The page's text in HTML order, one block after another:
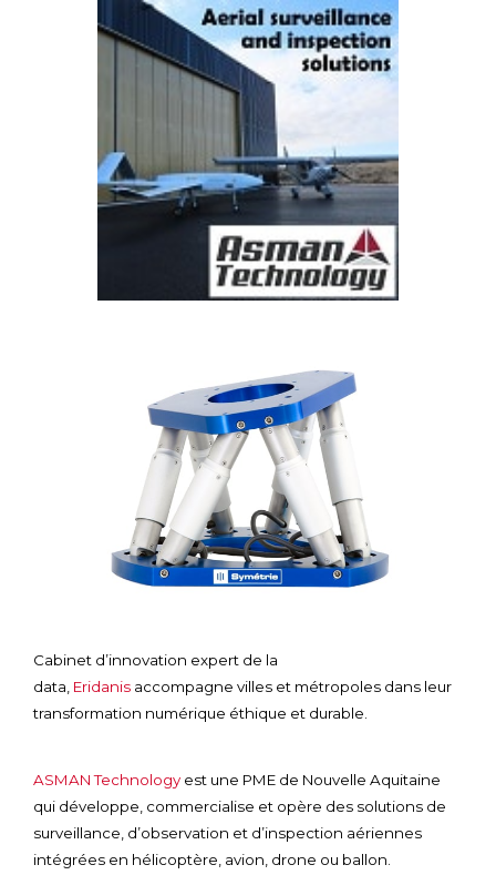
Cabinet d’innovation expert de la
data, Eridanis accompagne villes et métropoles dans leur
transformation numérique éthique et durable.
ASMAN Technology est une PME de Nouvelle Aquitaine
qui développe, commercialise et opère des solutions de
surveillance, d’observation et d’inspection aériennes
intégrées en hélicoptère, avion, drone ou ballon.